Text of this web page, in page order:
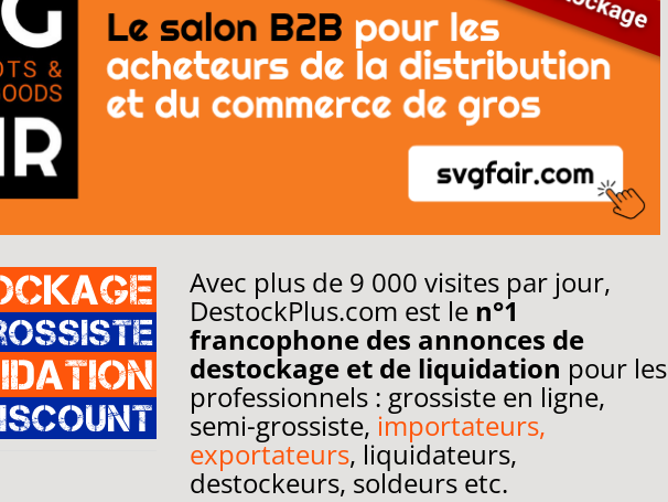
Avec plus de 9 000 visites par jour,
DestockPlus.com est le n°1
francophone des annonces de
destockage et de liquidation pour les
professionnels : grossiste en ligne,
semi-grossiste, importateurs,
exportateurs, liquidateurs,
destockeurs, soldeurs etc.